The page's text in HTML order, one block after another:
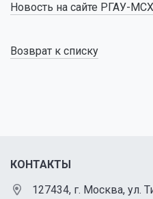
Новость на сайте РГАУ-
Возврат к списку
КОНТАКТЫ
127434, г. Москва, ул.